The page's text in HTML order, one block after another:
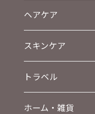
ヘアケア
スキンケア
トラベル
ホーム・雑貨